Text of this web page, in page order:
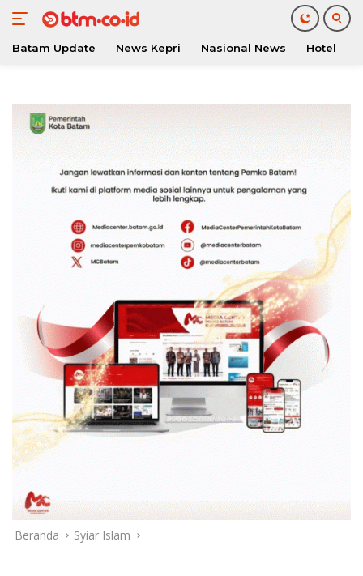
konten
Batam Update News Kepri Nasional News Hotel
Beranda Syiar Islam